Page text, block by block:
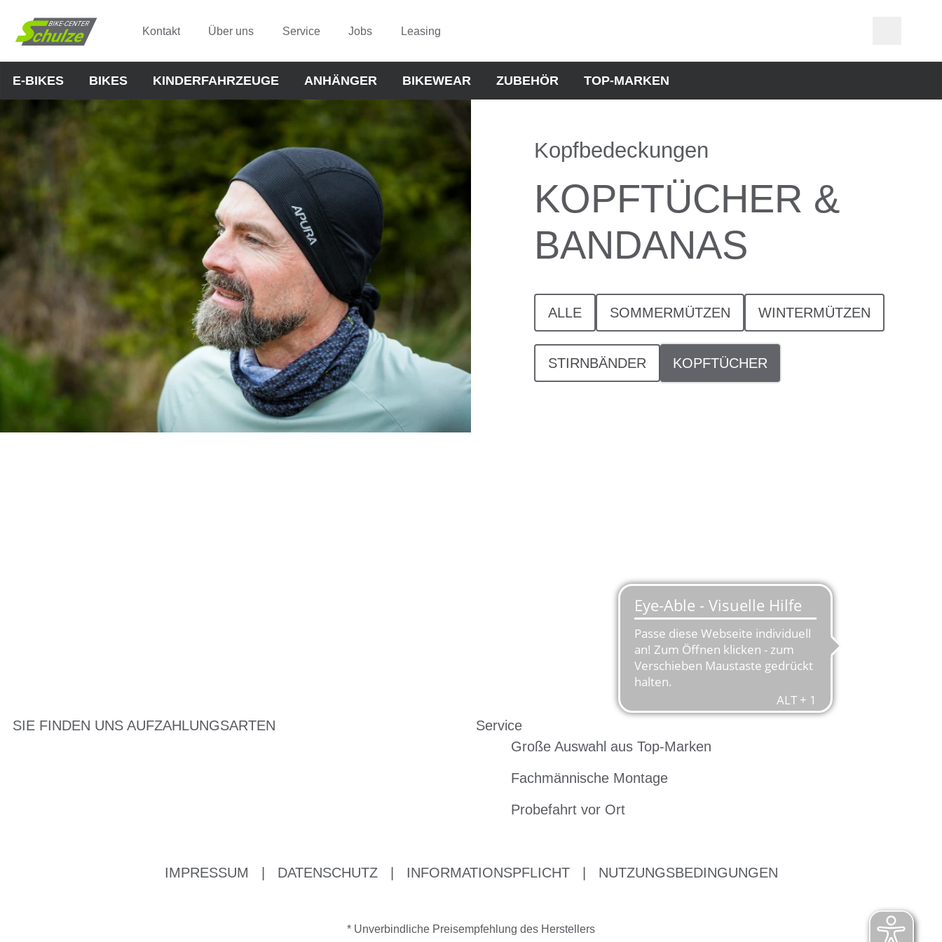
Kontakt Über uns Service Jobs Leasing
E-BIKES BIKES KINDERFAHRZEUGE ANHÄNGER BIKEWEAR ZUBEHÖR TOP-MARKEN
Kopfbedeckungen
KOPFTÜCHER &
BANDANAS
ALLE SOMMERMÜTZEN WINTERMÜTZEN
STIRNBÄNDER KOPFTÜCHER
SIE FINDEN UNS AUFZAHLUNGSARTEN
Service
Große Auswahl aus Top-Marken
Fachmännische Montage
Probefahrt vor Ort
IMPRESSUM DATENSCHUTZ INFORMATIONSPFLICHT NUTZUNGSBEDINGUNGEN
* Unverbindliche Preisempfehlung des Herstellers